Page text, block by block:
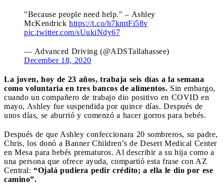
"Because people need help." – Ashley
McKendrick https://t.co/h7kmtFi58v
pic.twitter.com/sUukiNdy67
— Advanced Driving (@ADSTallahassee)
December 18, 2020
La joven, hoy de 23 años, trabaja seis días a la semana
como voluntaria en tres bancos de alimentos. Sin embargo,
cuando un compañero de trabajo dio positivo en COVID en
mayo, Ashley fue suspendida por quince días. Después de
unos días, se aburrió y comenzó a hacer gorros para bebés.
Después de que Ashley confeccionara 20 sombreros, su padre,
Chris, los donó a Banner Children’s de Desert Medical Center
en Mesa para bebés prematuros. Al describir a su hija como a
una persona que ofrece ayuda, compartió esta frase con AZ
Central: “Ojalá pudiera pedir crédito; a ella le dio por ese
camino”.